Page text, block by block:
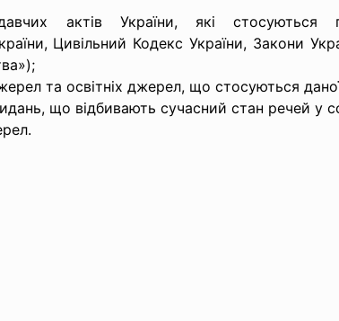
актів України, які стосуються
Цивільний Кодекс України, Закони
та освітніх джерел, що стосуються
що відбивають сучасний стан речей у